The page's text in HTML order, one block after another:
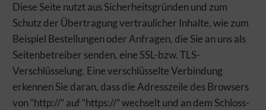
Diese Seite nutzt aus Sicherheitsgründen und zum
Schutz der Übertragung vertraulicher Inhalte, wie zum
Beispiel Bestellungen oder Anfragen, die Sie an uns als
Seitenbetreiber senden, eine SSL-bzw. TLS-
Verschlüsselung. Eine verschlüsselte Verbindung
erkennen Sie daran, dass die Adresszeile des Browsers
von “http://” auf “https://” wechselt und an dem Schloss-